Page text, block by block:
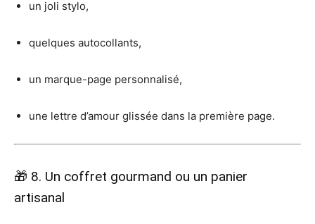
un joli stylo,
quelques autocollants,
un marque-page personnalisé,
une lettre d’amour glissée dans la première page.
🎁 8. Un coffret gourmand ou un panier
artisanal